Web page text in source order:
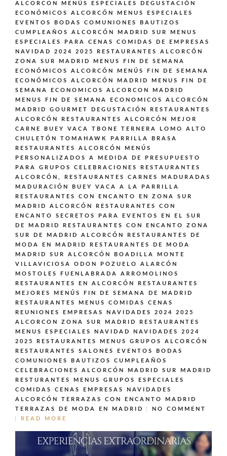
ALCORCON
MENÚS ESPECIALES DEGUSTACIÓN
ECONÓMICOS ALCORCÓN
MENUS ESPECIALES
EVENTOS BODAS COMUNIONES BAUTIZOS
CUMPLEAÑOS ALCORCÓN MADRID SUR
MENUS
ESPECIALES PARA CENAS COMIDAS DE EMPRESAS
NAVIDAD 2024 2025 RESTAURANTES ALCORCÓN
ZONA SUR MADRID
MENUS FIN DE SEMANA
ECONÓMICOS ALCORCÓN
MENÚS FIN DE SEMANA
ECONÓMICOS ALCORCÓN MADRID
MENUS FIN DE
SEMANA ECONOMICOS ALCORCON MADRID
MENUS FIN DE SEMANA ECONOMICOS ALCORCÓN
MADRID GOURMET DEGUSTACIÓN
RESTAURANTES
ALCORCÓN
RESTAURANTES ALCORCÓN MEJOR
CARNE BUEY VACA TBONE TERNERA LOMO ALTO
CHULETÓN TOMAHAWK PARRILLA BRASA
RESTAURANTES ALCORCÓN MENÚS
PERSONALIZADOS A MEDIDA DE PRESUPUESTO
PARA GRUPOS CELEBRACIONES
RESTAURANTES
ALCORCÓN,
RESTAURANTES CARNES MADURADAS
MADURACIÓN BUEY VACA A LA PARRILLA
RESTAURANTES CON ENCANTO EN ZONA SUR
MADRID ALCORCÓN
RESTAURANTES CON
ENCANTO SECRETOS PARA EVENTOS EN EL SUR
DE MADRID
RESTAURANTES CON ENCANTO ZONA
SUR DE MADRID ALCORCÓN
RESTAURANTES DE
MODA EN MADRID
RESTAURANTES DE MODA
MADRID SUR ALCORCÓN BOADILLA MONTE
VILLAVICIOSA ODON POZUELO ALARCÓN
MOSTOLES FUENLABRADA ARROMOLINOS
RESTAURANTES EN ALCORCÓN
RESTAURANTES
MEJORES MENÚS FIN DE SEMANA DE MADRID
RESTAURANTES MENUS COMIDAS CENAS
REUNIONES EMPRESAS NAVIDADES 2024 2025
ALCORCON ZONA SUR MADRID
RESTAURANTES
MENUS ESPECIALES NAVIDAD NAVIDADES 2024
2025
RESTAURANTES MENUS GRUPOS ALCORCÓN
RESTAURANTES SALONES EVENTOS BODAS
COMUNIONES BAUTIZOS CUMPLEAÑOS
CELEBRACIONES ALCORCÓN MADRID SUR MADRID
RESTURANTES MENUS GRUPOS ESPECIALES
COMIDAS CENAS EMPRESAS NAVIDADES
ALCORCÓN
TERRAZAS CON ENCANTO MADRID
TERRAZAS DE MODA EN MADRID
NO COMMENT
READ MORE